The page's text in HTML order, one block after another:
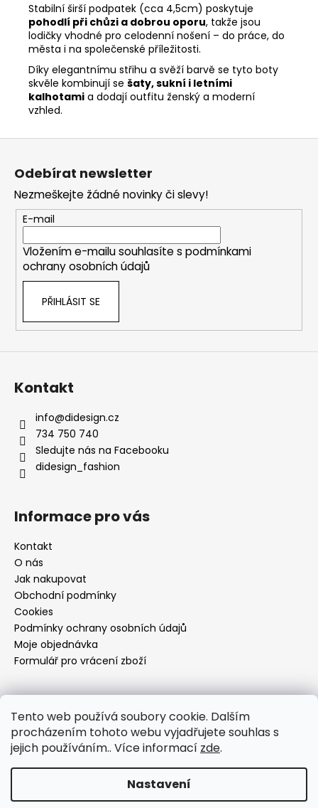
Tento web používá soubory cookie. Dalším
procházením tohoto webu vyjadřujete souhlas s
jejich používáním.. Více informací zde.
Nastavení
Stabilní širší podpatek (cca 4,5cm) poskytuje
pohodlí při chůzi a dobrou oporu, takže jsou
lodičky vhodné pro celodenní nošení – do práce, do
města i na společenské příležitosti.
Díky elegantnímu střihu a svěží barvě se tyto boty
skvěle kombinují se šaty, sukní i letními
kalhotami a dodají outfitu ženský a moderní
vzhled.
Z
Odebírat newsletter
Nezmeškejte žádné novinky či slevy!
E-mail
Vložením e-mailu souhlasíte s podmínkami
ochrany osobních údajů
PŘIHLÁSIT SE
Kontakt
info@didesign.cz
734 750 740
Sledujte nás na Facebooku
didesign_fashion
Informace pro vás
Kontakt
O nás
Jak nakupovat
Obchodní podmínky
Cookies
Podmínky ochrany osobních údajů
Moje objednávka
Formulář pro vrácení zboží
Přijímáme online platby